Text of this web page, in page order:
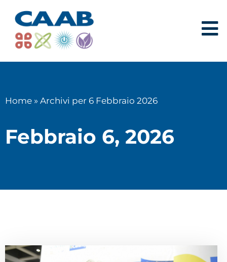
Home » Archivi per 6 Febbraio 2026
Febbraio 6, 2026